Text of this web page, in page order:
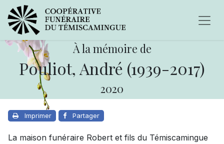
À la mémoire de
Pouliot, André (1939-2017)
2020
Imprimer Partager
La maison funéraire Robert et fils du Témiscamingue